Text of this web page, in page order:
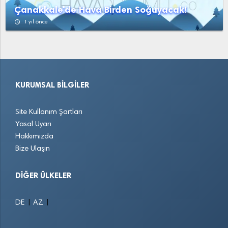
Çanakkale'de Hava Birden Soğuyacak!
access_time 1 yıl önce
KURUMSAL BILGILER
Site Kullanım Şartları
Yasal Uyarı
Hakkımızda
Bize Ulaşın
DIĞER ÜLKELER
DE AZ